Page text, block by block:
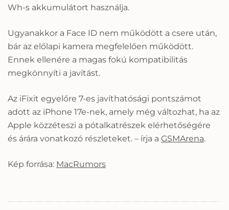
Wh-s akkumulátort használja.
Ugyanakkor a Face ID nem működött a csere után,
bár az előlapi kamera megfelelően működött.
Ennek ellenére a magas fokú kompatibilitás
megkönnyíti a javítást.
Az iFixit egyelőre 7-es javíthatósági pontszámot
adott az iPhone 17e-nek, amely még változhat, ha az
Apple közzéteszi a pótalkatrészek elérhetőségére
és árára vonatkozó részleteket. – írja a GSMArena.
Kép forrása: MacRumors